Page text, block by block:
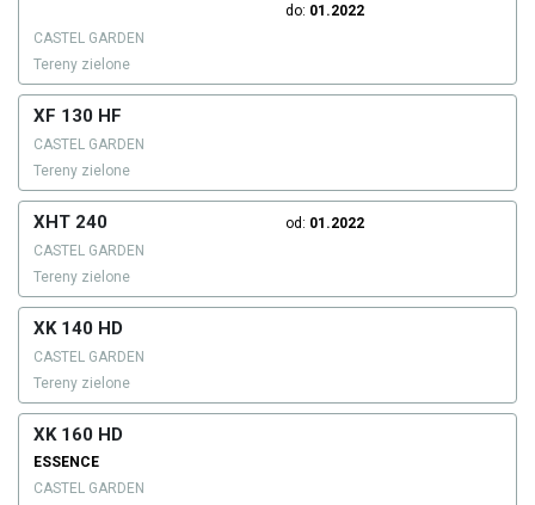
do: 01.2022
CASTEL GARDEN
Tereny zielone
XF 130 HF
CASTEL GARDEN
Tereny zielone
XHT 240 od: 01.2022
CASTEL GARDEN
Tereny zielone
XK 140 HD
CASTEL GARDEN
Tereny zielone
XK 160 HD
ESSENCE
CASTEL GARDEN